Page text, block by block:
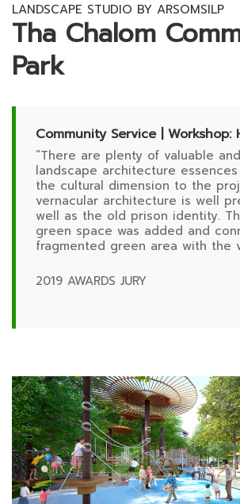
LANDSCAPE STUDIO BY ARSOMSILP
Tha Chalom
Park
Community Service | Workshop:
“There are plenty of valuable
landscape architecture
the cultural dimension to the
vernacular architecture is well
well as the old prison identity.
green space was added and
fragmented green area with the
2019 AWARDS JURY